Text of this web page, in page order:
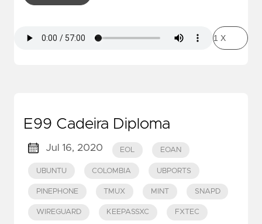
E99 Cadeira Diploma
Jul 16, 2020 EOL EOAN
UBUNTU COLOMBIA UBPORTS
PINEPHONE TMUX MINT SNAPD
WIREGUARD KEEPASSXC FXTEC